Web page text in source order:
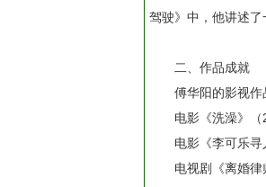
驾驶》中，他讲述了
二、作品成就
傅华阳的影视作
电影《洗澡》
电影《李可乐
电视剧《离婚